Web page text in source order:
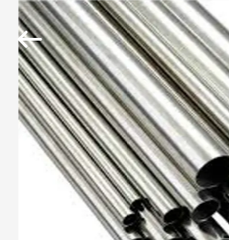
বাড়ি
TOBO
STEEL
GROUP
CHINA.
Rights
Reserved.